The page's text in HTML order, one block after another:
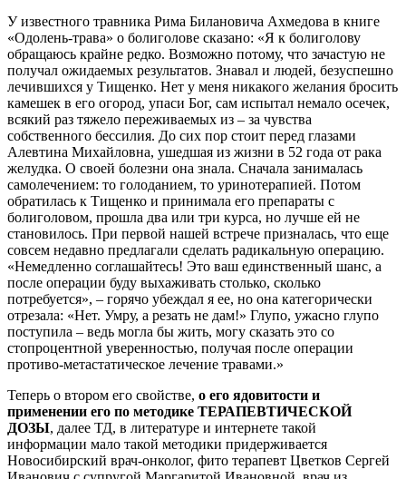
У известного травника Рима Билановича Ахмедова в книге
«Одолень-трава» о болиголове сказано: «Я к болиголову
обращаюсь крайне редко. Возможно потому, что зачастую не
получал ожидаемых результатов. Знавал и людей, безуспешно
лечившихся у Тищенко. Нет у меня никакого желания бросить
камешек в его огород, упаси Бог, сам испытал немало осечек,
всякий раз тяжело переживаемых из – за чувства
собственного бессилия. До сих пор стоит перед глазами
Алевтина Михайловна, ушедшая из жизни в 52 года от рака
желудка. О своей болезни она знала. Сначала занималась
самолечением: то голоданием, то уринотерапией. Потом
обратилась к Тищенко и принимала его препараты с
болиголовом, прошла два или три курса, но лучше ей не
становилось. При первой нашей встрече призналась, что еще
совсем недавно предлагали сделать радикальную операцию.
«Немедленно соглашайтесь! Это ваш единственный шанс, а
после операции буду выхаживать столько, сколько
потребуется», – горячо убеждал я ее, но она категорически
отрезала: «Нет. Умру, а резать не дам!» Глупо, ужасно глупо
поступила – ведь могла бы жить, могу сказать это со
стопроцентной уверенностью, получая после операции
противо-метастатическое лечение травами.»
Теперь о втором его свойстве, о его ядовитости и
применении его по методике ТЕРАПЕВТИЧЕСКОЙ
ДОЗЫ, далее ТД, в литературе и интернете такой
информации мало такой методики придерживается
Новосибирский врач-онколог, фито терапевт Цветков Сергей